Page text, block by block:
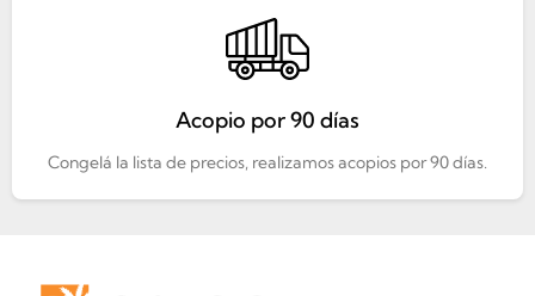
Acopio por 90 días
Congelá la lista de precios, realizamos acopios por 90 días.